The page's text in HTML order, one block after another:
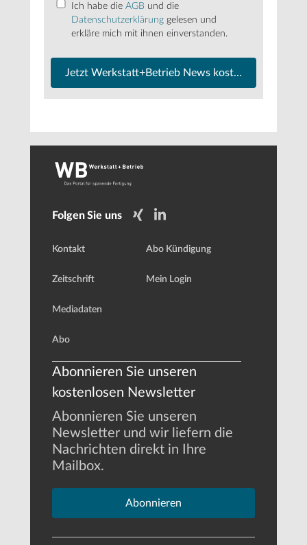
Ich habe die AGB und die
Datenschutzerklärung gelesen und
erkläre mich mit ihnen einverstanden.
Jetzt Werkstatt+Betrieb News kostenfrei
Folgen Sie uns
Kontakt
Zeitschrift
Mediadaten
Abo
Abo Kündigung
Mein Login
Abonnieren Sie unseren
kostenlosen Newsletter
Abonnieren Sie unseren
Newsletter und wir liefern die
Nachrichten direkt in Ihre
Mailbox.
Abonnieren